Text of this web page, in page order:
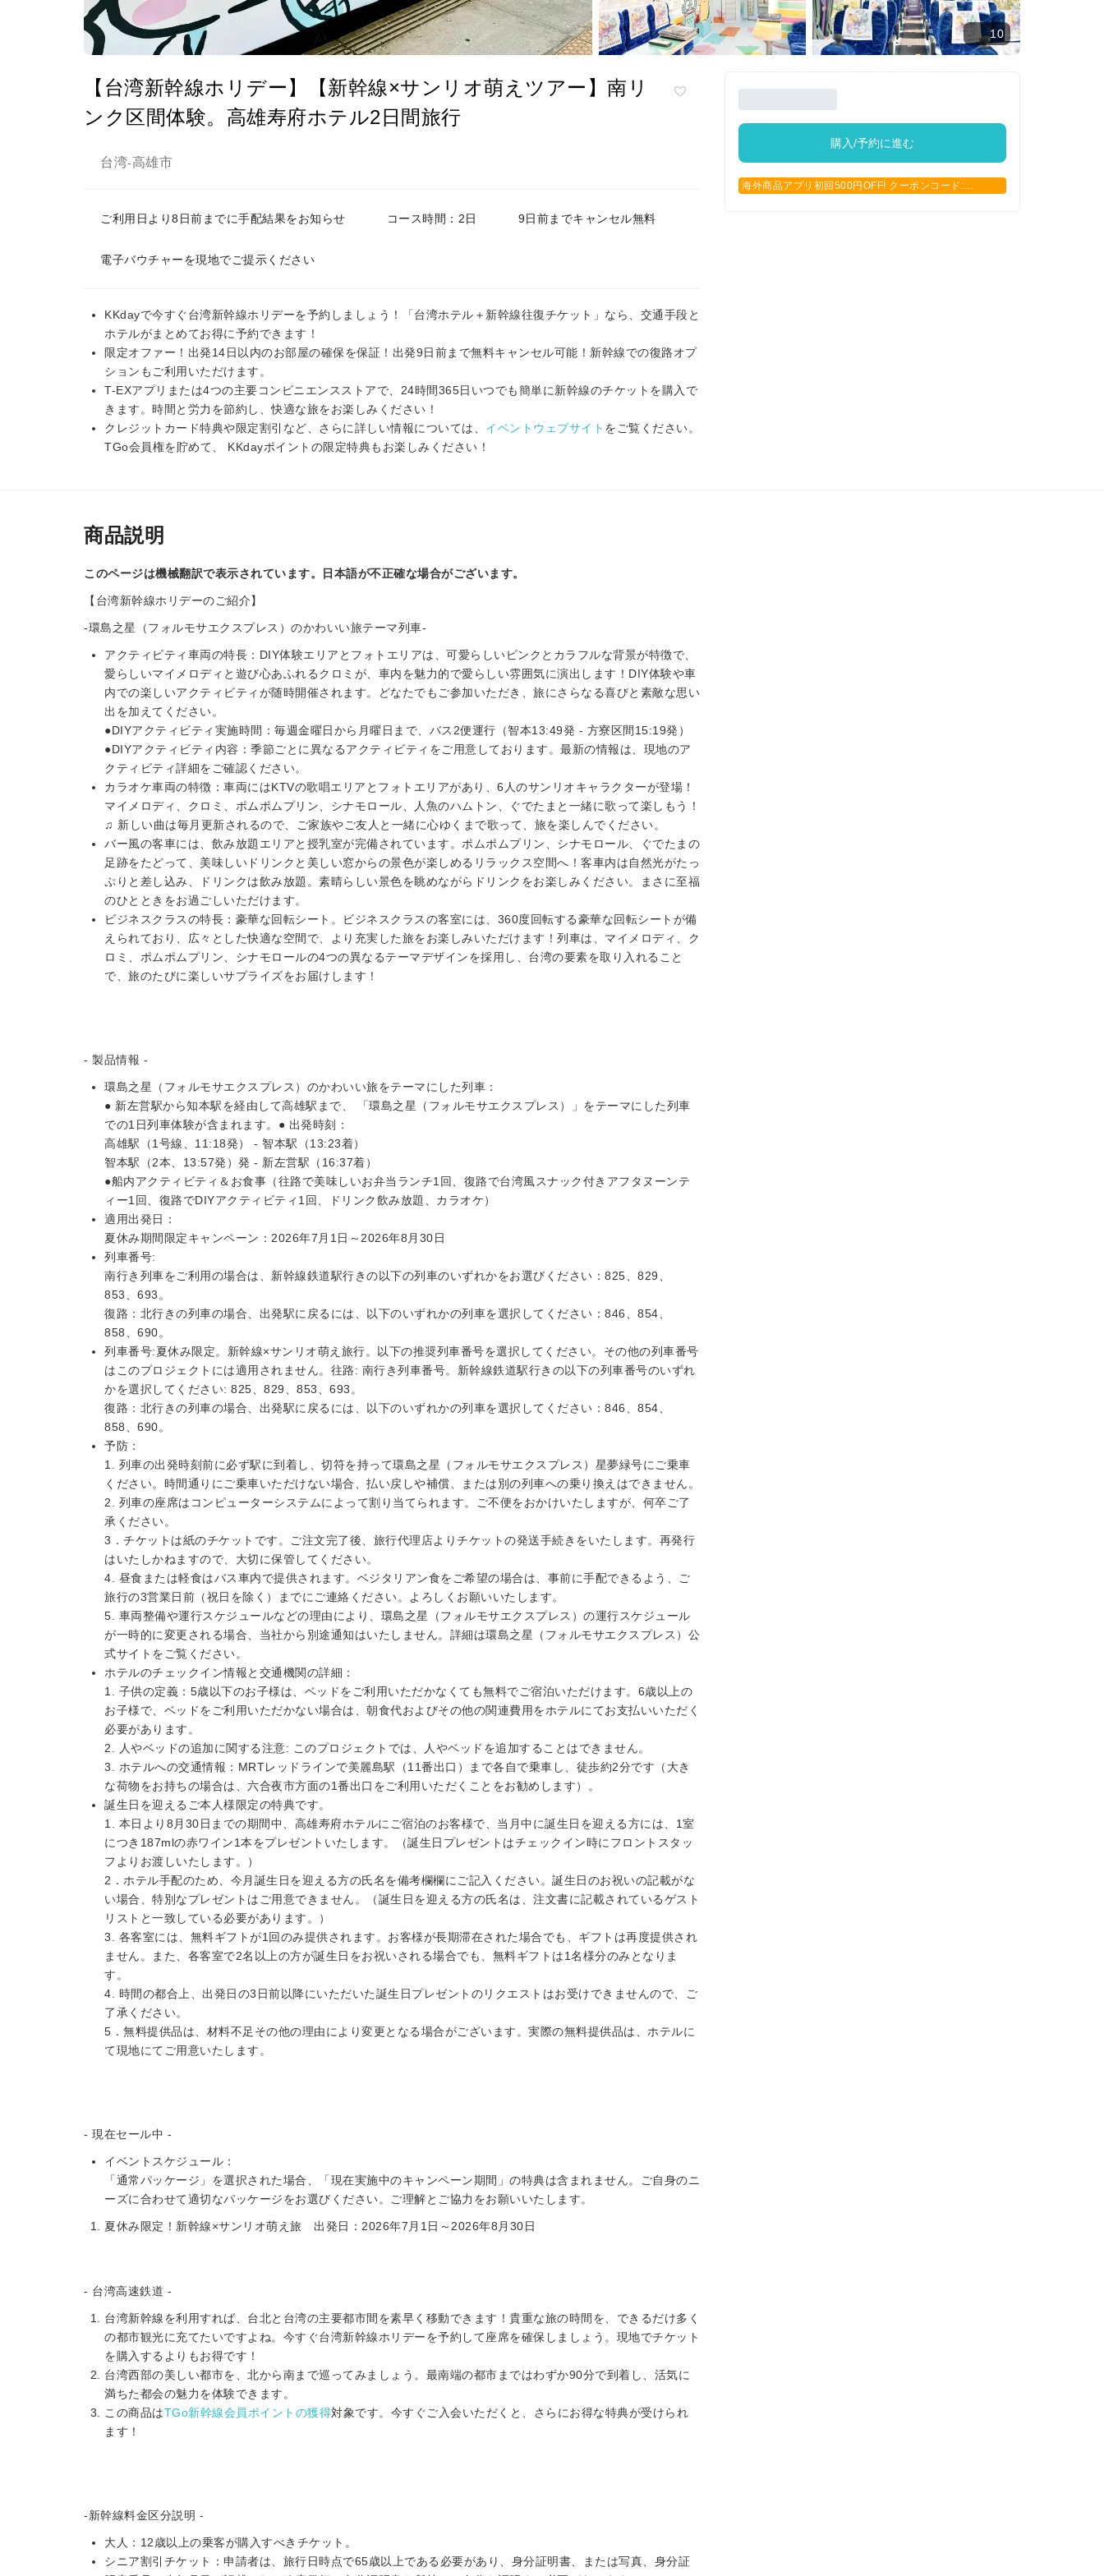
10
【台湾新幹線ホリデー】【新幹線×サンリオ萌えツアー】南リ
ンク区間体験。高雄寿府ホテル2日間旅行
台湾-高雄市
ご利用日より8日前までに手配結果をお知らせ コース時間：2日 9日前までキャンセル無料
電子バウチャーを現地でご提示ください
KKdayで今すぐ台湾新幹線ホリデーを予約しましょう！「台湾ホテル＋新幹線往復チケット」なら、交通手段と
ホテルがまとめてお得に予約できます！
限定オファー！出発14日以内のお部屋の確保を保証！出発9日前まで無料キャンセル可能！新幹線での復路オプ
ションもご利用いただけます。
T-EXアプリまたは4つの主要コンビニエンスストアで、24時間365日いつでも簡単に新幹線のチケットを購入で
きます。時間と労力を節約し、快適な旅をお楽しみください！
クレジットカード特典や限定割引など、さらに詳しい情報については、 イベントウェブサイト をご覧ください。
TGo会員権を貯めて、 KKdayポイントの限定特典もお楽しみください！
購入/予約に進む
海外商品アプリ初回500円OFF! クーポンコード:
商品説明
このページは機械翻訳で表示されています。日本語が不正確な場合がございます。
【台湾新幹線ホリデーのご紹介】
-環島之星（フォルモサエクスプレス）のかわいい旅テーマ列車-
アクティビティ車両の特長：DIY体験エリアとフォトエリアは、可愛らしいピンクとカラフルな背景が特徴で、
愛らしいマイメロディと遊び心あふれるクロミが、車内を魅力的で愛らしい雰囲気に演出します！DIY体験や車
内での楽しいアクティビティが随時開催されます。どなたでもご参加いただき、旅にさらなる喜びと素敵な思い
出を加えてください。
●DIYアクティビティ実施時間：毎週金曜日から月曜日まで、バス2便運行（智本13:49発 - 方寮区間15:19発）
●DIYアクティビティ内容：季節ごとに異なるアクティビティをご用意しております。最新の情報は、現地のア
クティビティ詳細をご確認ください。
カラオケ車両の特徴：車両にはKTVの歌唱エリアとフォトエリアがあり、6人のサンリオキャラクターが登場！
マイメロディ、クロミ、ポムポムプリン、シナモロール、人魚のハムトン、ぐでたまと一緒に歌って楽しもう！
♫ 新しい曲は毎月更新されるので、ご家族やご友人と一緒に心ゆくまで歌って、旅を楽しんでください。
バー風の客車には、飲み放題エリアと授乳室が完備されています。ポムポムプリン、シナモロール、ぐでたまの
足跡をたどって、美味しいドリンクと美しい窓からの景色が楽しめるリラックス空間へ！客車内は自然光がたっ
ぷりと差し込み、ドリンクは飲み放題。素晴らしい景色を眺めながらドリンクをお楽しみください。まさに至福
のひとときをお過ごしいただけます。
ビジネスクラスの特長：豪華な回転シート。ビジネスクラスの客室には、360度回転する豪華な回転シートが備
えられており、広々とした快適な空間で、より充実した旅をお楽しみいただけます！列車は、マイメロディ、ク
ロミ、ポムポムプリン、シナモロールの4つの異なるテーマデザインを採用し、台湾の要素を取り入れること
で、旅のたびに楽しいサプライズをお届けします！
- 製品情報 -
環島之星（フォルモサエクスプレス）のかわいい旅をテーマにした列車：
● 新左営駅から知本駅を経由して高雄駅まで、 「環島之星（フォルモサエクスプレス）」をテーマにした列車
での1日列車体験が含まれます。● 出発時刻：
高雄駅（1号線、11:18発） - 智本駅（13:23着）
智本駅（2本、13:57発）発 - 新左営駅（16:37着）
●船内アクティビティ＆お食事（往路で美味しいお弁当ランチ1回、復路で台湾風スナック付きアフタヌーンテ
ィー1回、復路でDIYアクティビティ1回、ドリンク飲み放題、カラオケ）
適用出発日：
夏休み期間限定キャンペーン：2026年7月1日～2026年8月30日
列車番号:
南行き列車をご利用の場合は、新幹線鉄道駅行きの以下の列車のいずれかをお選びください：825、829、
853、693。
復路：北行きの列車の場合、出発駅に戻るには、以下のいずれかの列車を選択してください：846、854、
858、690。
列車番号:夏休み限定。新幹線×サンリオ萌え旅行。以下の推奨列車番号を選択してください。その他の列車番号
はこのプロジェクトには適用されません。往路: 南行き列車番号。新幹線鉄道駅行きの以下の列車番号のいずれ
かを選択してください: 825、829、853、693。
復路：北行きの列車の場合、出発駅に戻るには、以下のいずれかの列車を選択してください：846、854、
858、690。
予防：
1. 列車の出発時刻前に必ず駅に到着し、切符を持って環島之星（フォルモサエクスプレス）星夢緑号にご乗車
ください。時間通りにご乗車いただけない場合、払い戻しや補償、または別の列車への乗り換えはできません。
2. 列車の座席はコンピューターシステムによって割り当てられます。ご不便をおかけいたしますが、何卒ご了
承ください。
3．チケットは紙のチケットです。ご注文完了後、旅行代理店よりチケットの発送手続きをいたします。再発行
はいたしかねますので、大切に保管してください。
4. 昼食または軽食はバス車内で提供されます。ベジタリアン食をご希望の場合は、事前に手配できるよう、ご
旅行の3営業日前（祝日を除く）までにご連絡ください。よろしくお願いいたします。
5. 車両整備や運行スケジュールなどの理由により、環島之星（フォルモサエクスプレス）の運行スケジュール
が一時的に変更される場合、当社から別途通知はいたしません。詳細は環島之星（フォルモサエクスプレス）公
式サイトをご覧ください。
ホテルのチェックイン情報と交通機関の詳細：
1. 子供の定義：5歳以下のお子様は、ベッドをご利用いただかなくても無料でご宿泊いただけます。6歳以上の
お子様で、ベッドをご利用いただかない場合は、朝食代およびその他の関連費用をホテルにてお支払いいただく
必要があります。
2. 人やベッドの追加に関する注意: このプロジェクトでは、人やベッドを追加することはできません。
3. ホテルへの交通情報：MRTレッドラインで美麗島駅（11番出口）まで各自で乗車し、徒歩約2分です（大き
な荷物をお持ちの場合は、六合夜市方面の1番出口をご利用いただくことをお勧めします）。
誕生日を迎えるご本人様限定の特典です。
1. 本日より8月30日までの期間中、高雄寿府ホテルにご宿泊のお客様で、当月中に誕生日を迎える方には、1室
につき187mlの赤ワイン1本をプレゼントいたします。（誕生日プレゼントはチェックイン時にフロントスタッ
フよりお渡しいたします。）
2．ホテル手配のため、今月誕生日を迎える方の氏名を備考欄欄にご記入ください。誕生日のお祝いの記載がな
い場合、特別なプレゼントはご用意できません。（誕生日を迎える方の氏名は、注文書に記載されているゲスト
リストと一致している必要があります。）
3. 各客室には、無料ギフトが1回のみ提供されます。お客様が長期滞在された場合でも、ギフトは再度提供され
ません。また、各客室で2名以上の方が誕生日をお祝いされる場合でも、無料ギフトは1名様分のみとなりま
す。
4. 時間の都合上、出発日の3日前以降にいただいた誕生日プレゼントのリクエストはお受けできませんので、ご
了承ください。
5．無料提供品は、材料不足その他の理由により変更となる場合がございます。実際の無料提供品は、ホテルに
て現地にてご用意いたします。
- 現在セール中 -
イベントスケジュール：
「通常パッケージ」を選択された場合、「現在実施中のキャンペーン期間」の特典は含まれません。ご自身のニ
ーズに合わせて適切なパッケージをお選びください。ご理解とご協力をお願いいたします。
夏休み限定！新幹線×サンリオ萌え旅 出発日：2026年7月1日～2026年8月30日
- 台湾高速鉄道 -
台湾新幹線を利用すれば、台北と台湾の主要都市間を素早く移動できます！貴重な旅の時間を、できるだけ多く
の都市観光に充てたいですよね。今すぐ台湾新幹線ホリデーを予約して座席を確保しましょう。現地でチケット
を購入するよりもお得です！
台湾西部の美しい都市を、北から南まで巡ってみましょう。最南端の都市まではわずか90分で到着し、活気に
満ちた都会の魅力を体験できます。
この商品はTGo新幹線会員ポイントの獲得対象です。今すぐご入会いただくと、さらにお得な特典が受けられ
ます！
-新幹線料金区分説明 -
大人：12歳以上の乗客が購入すべきチケット。
シニア割引チケット：申請者は、旅行日時点で65歳以上である必要があり、身分証明書、または写真、身分証